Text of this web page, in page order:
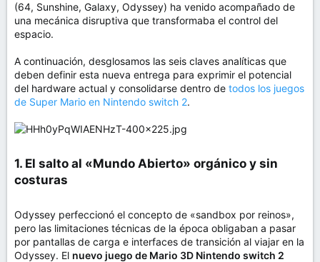
(64, Sunshine, Galaxy, Odyssey) ha venido acompañado de
una mecánica disruptiva que transformaba el control del
espacio.
A continuación, desglosamos las seis claves analíticas que
deben definir esta nueva entrega para exprimir el potencial
del hardware actual y consolidarse dentro de todos los juegos
de Super Mario en Nintendo switch 2.
1. El salto al «Mundo Abierto» orgánico y sin
costuras​
Odyssey perfeccionó el concepto de «sandbox por reinos»,
pero las limitaciones técnicas de la época obligaban a pasar
por pantallas de carga e interfaces de transición al viajar en la
Odyssey. El nuevo juego de Mario 3D Nintendo switch 2